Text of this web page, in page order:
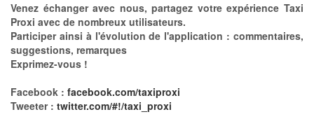
Venez échanger avec nous, partagez votre expérience Taxi
Proxi avec de nombreux utilisateurs.
Participer ainsi à l'évolution de l'application : commentaires,
suggestions, remarques
Exprimez-vous !
Facebook : facebook.com/taxiproxi
Tweeter : twitter.com/#!/taxi_proxi